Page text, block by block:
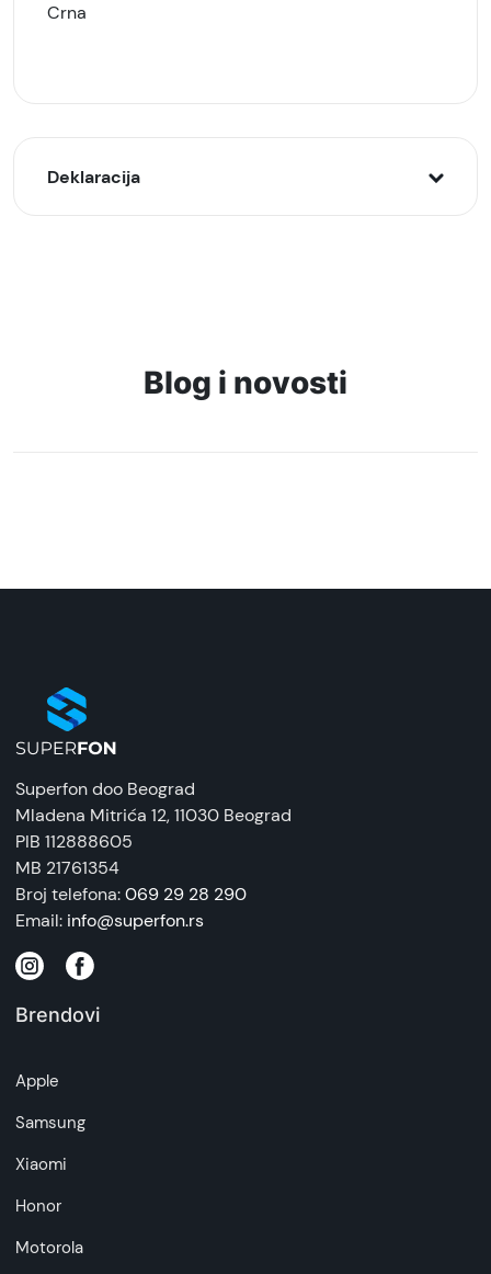
Crna
Deklaracija
zakona o zaštiti potrošača. Detaljnije o ugovoru
na daljinu, uslove reklamacije i povrata pročitajte
-ovde
Napomena:
Superfon doo se trudi da informacije i fotografije
artikala budu što tačnije i detaljnije ali ne može
da garantuje da su svi podaci apsolutno ispravni.
Blog i novosti
Superfon doo Beograd
Mladena Mitrića 12, 11030 Beograd
PIB 112888605
MB 21761354
Broj telefona:069 29 28 290
Email: info@superfon.rs
Brendovi
Apple
Samsung
Xiaomi
Honor
Motorola